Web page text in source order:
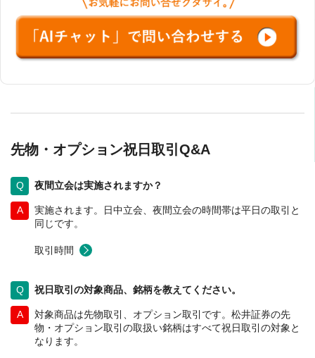
先物・オプション祝日取引Q&A
夜間立会は実施されますか？
実施されます。日中立会、夜間立会の時間帯は平日の取引と
同じです。
取引時間
祝日取引の対象商品、銘柄を教えてください。
対象商品は先物取引、オプション取引です。松井証券の先
物・オプション取引の取扱い銘柄はすべて祝日取引の対象と
なります。